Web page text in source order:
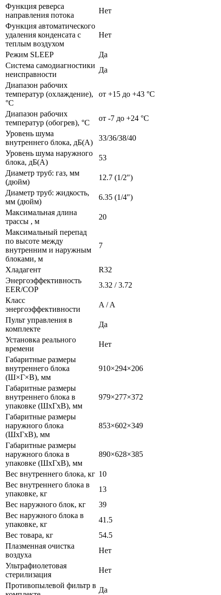
Функция реверса
направления потока
Нет
Функция автоматического
удаления конденсата с
теплым воздухом
Нет
Режим SLEEP
Да
Система самодиагностики
неисправности
Да
Диапазон рабочих
температур (охлаждение),
°С
от +15 до +43 °С
Диапазон рабочих
температур (обогрев), °С
от -7 до +24 °С
Уровень шума
внутреннего блока, дБ(А)
33/36/38/40
Уровень шума наружного
блока, дБ(A)
53
Диаметр труб: газ, мм
(дюйм)
12.7 (1/2″)
Диаметр труб: жидкость,
мм (дюйм)
6.35 (1/4″)
Максимальная длина
трассы , м
20
Максимальный перепад
по высоте между
внутренним и наружным
блоками, м
7
Хладагент
R32
Энергоэффективность
EER/COP
3.32 / 3.72
Класс
энергоэффективности
A / A
Пульт управления в
комплекте
Да
Установка реального
времени
Нет
Габаритные размеры
внутреннего блока
(Ш×Г×В), мм
910×294×206
Габаритные размеры
внутреннего блока в
упаковке (ШxГxВ), мм
979×277×372
Габаритные размеры
наружного блока
(ШхГхВ), мм
853×602×349
Габаритные размеры
наружного блока в
упаковке (ШxГxВ), мм
890×628×385
Вес внутреннего блока, кг 10
Вес внутреннего блока в
упаковке, кг
13
Вес наружного блок, кг
39
Вес наружного блока в
упаковке, кг
41.5
Вес товара, кг
54.5
Плазменная очистка
воздуха
Нет
Ультрафиолетовая
стерилизация
Нет
Противопылевой фильтр в
Да